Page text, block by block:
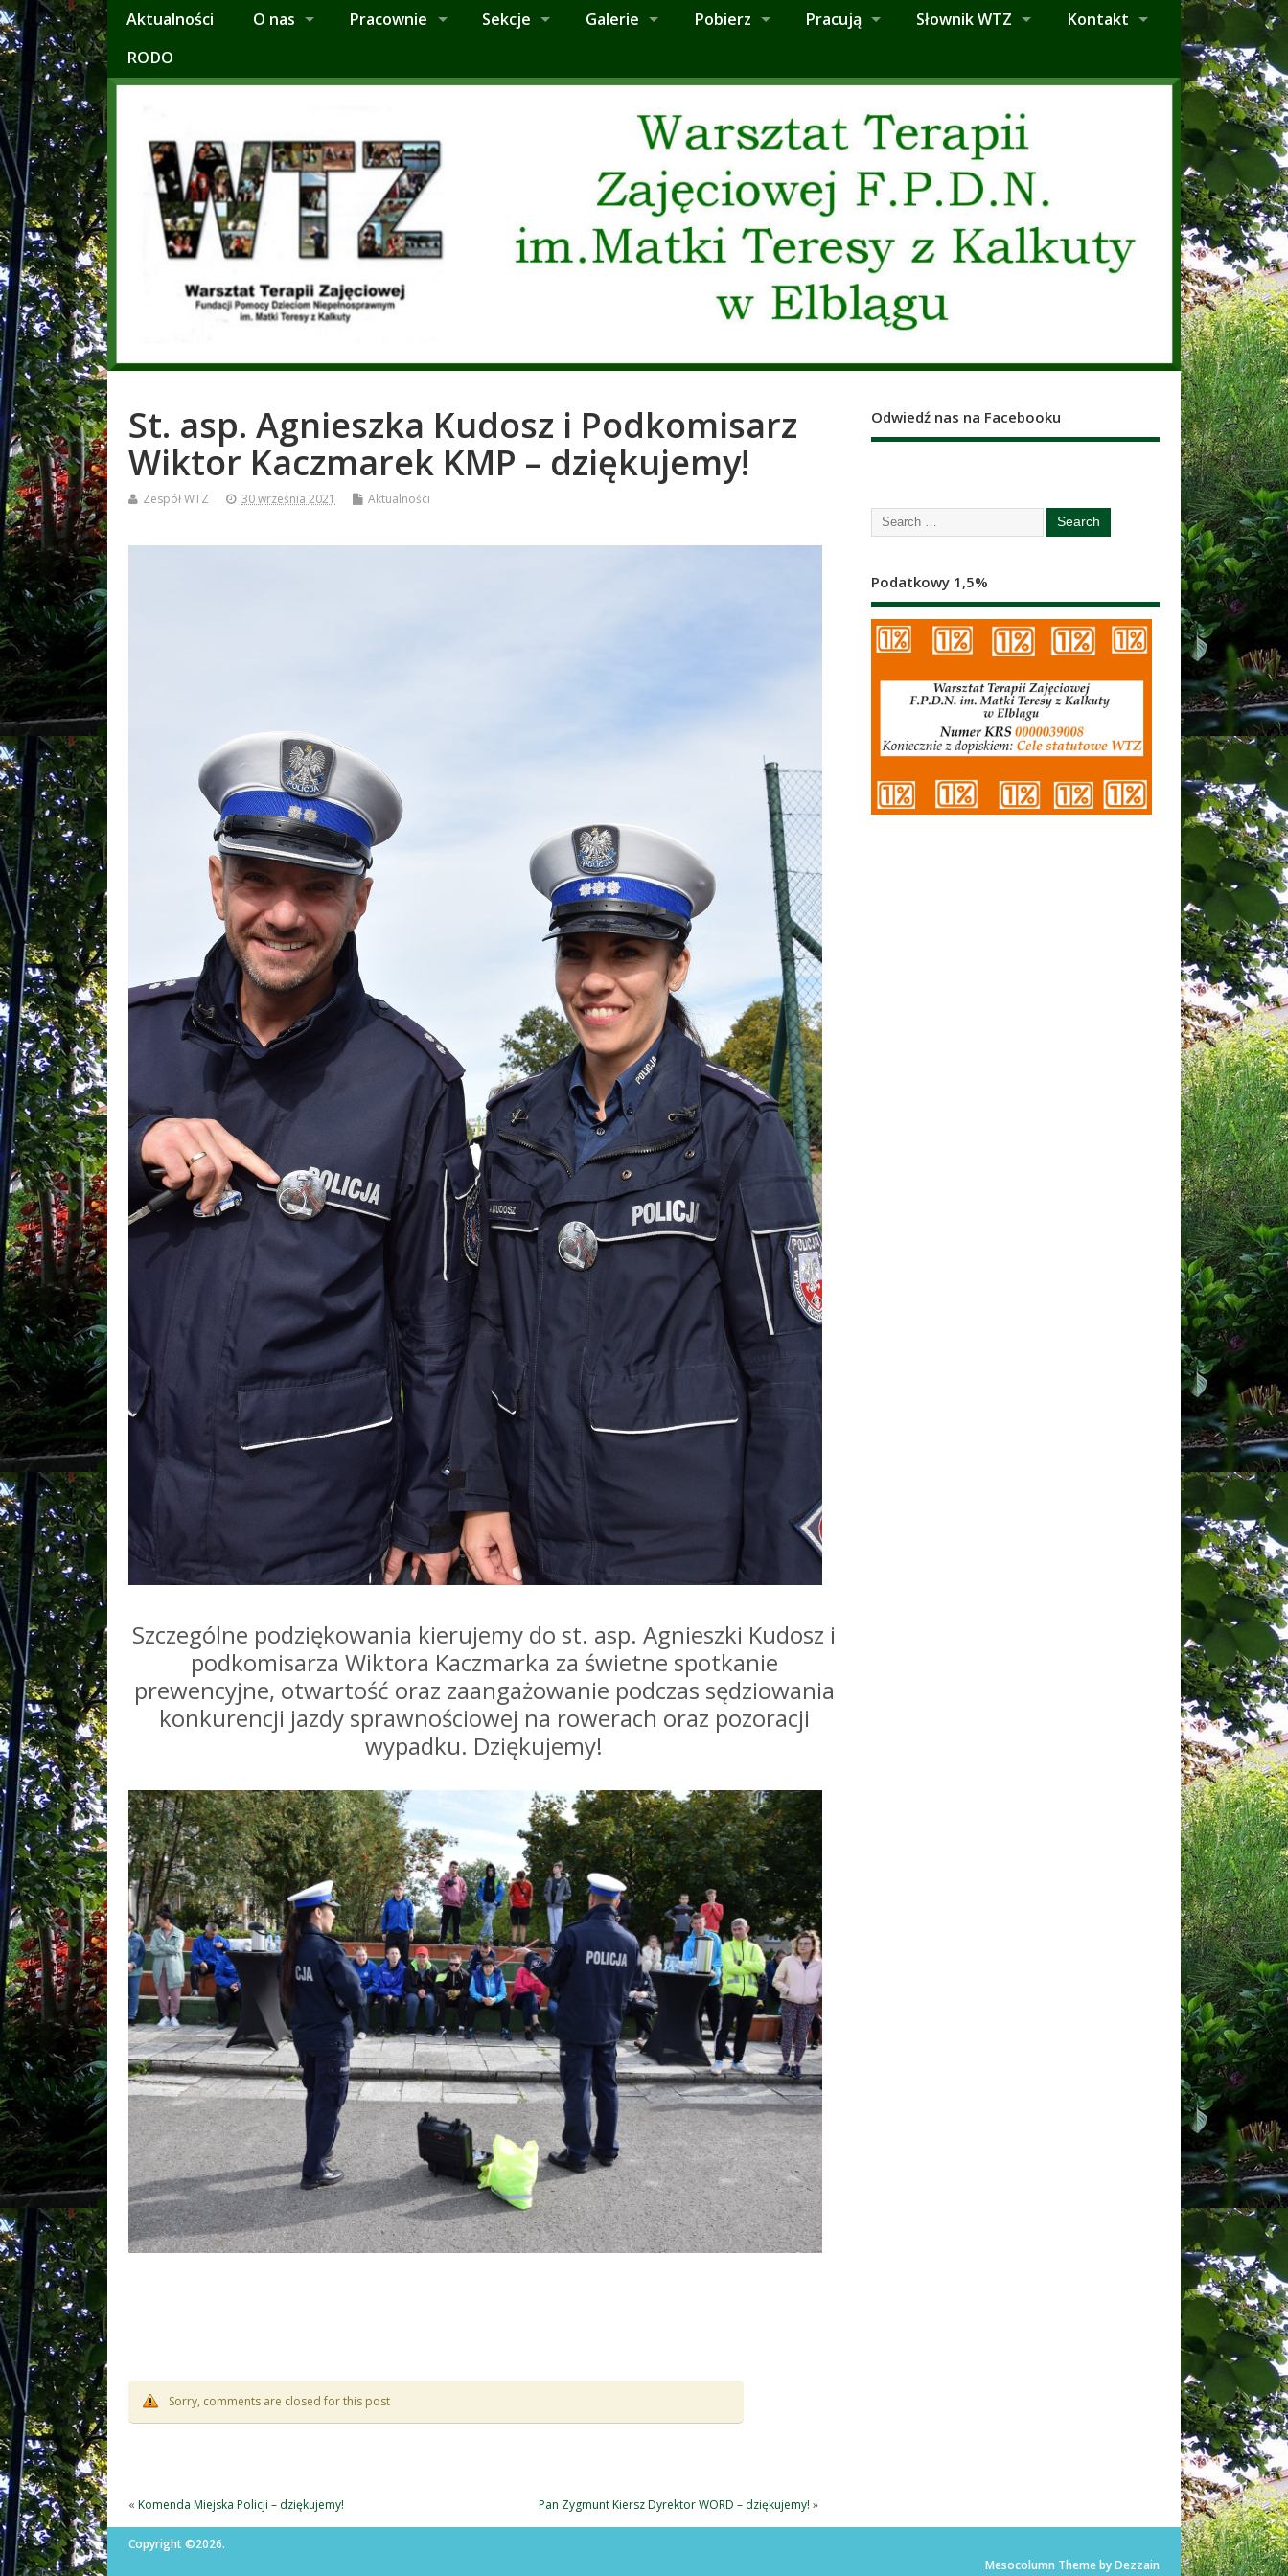
Aktualności O nas Pracownie Sekcje Galerie Pobierz Pracują Słownik WTZ
Kontakt
RODO
St. asp. Agnieszka Kudosz i Podkomisarz
Wiktor Kaczmarek KMP – dziękujemy!
Zespół WTZ 30 września 2021 Aktualności
Szczególne podziękowania kierujemy do st. asp. Agnieszki Kudosz i
podkomisarza Wiktora Kaczmarka za świetne spotkanie
prewencyjne, otwartość oraz zaangażowanie podczas sędziowania
konkurencji jazdy sprawnościowej na rowerach oraz pozoracji
wypadku. Dziękujemy!
Sorry, comments are closed for this post
«Komenda Miejska Policji – dziękujemy! Pan Zygmunt Kiersz Dyrektor WORD – dziękujemy! »
Odwiedź nas na Facebooku
Podatkowy 1,5%
Copyright ©2026.
Mesocolumn Theme by Dezzain